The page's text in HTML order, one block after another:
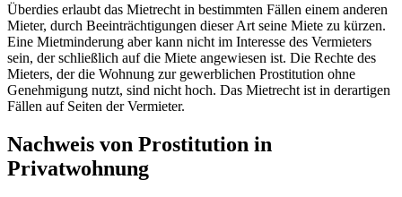
Überdies erlaubt das Mietrecht in bestimmten Fällen einem anderen
Mieter, durch Beeinträchtigungen dieser Art seine Miete zu kürzen.
Eine Mietminderung aber kann nicht im Interesse des Vermieters
sein, der schließlich auf die Miete angewiesen ist. Die Rechte des
Mieters, der die Wohnung zur gewerblichen Prostitution ohne
Genehmigung nutzt, sind nicht hoch. Das Mietrecht ist in derartigen
Fällen auf Seiten der Vermieter.
Nachweis von Prostitution in
Privatwohnung